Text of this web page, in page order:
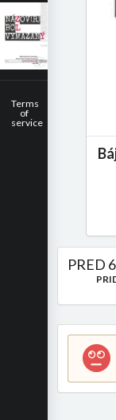
Terms
of
service
PRED